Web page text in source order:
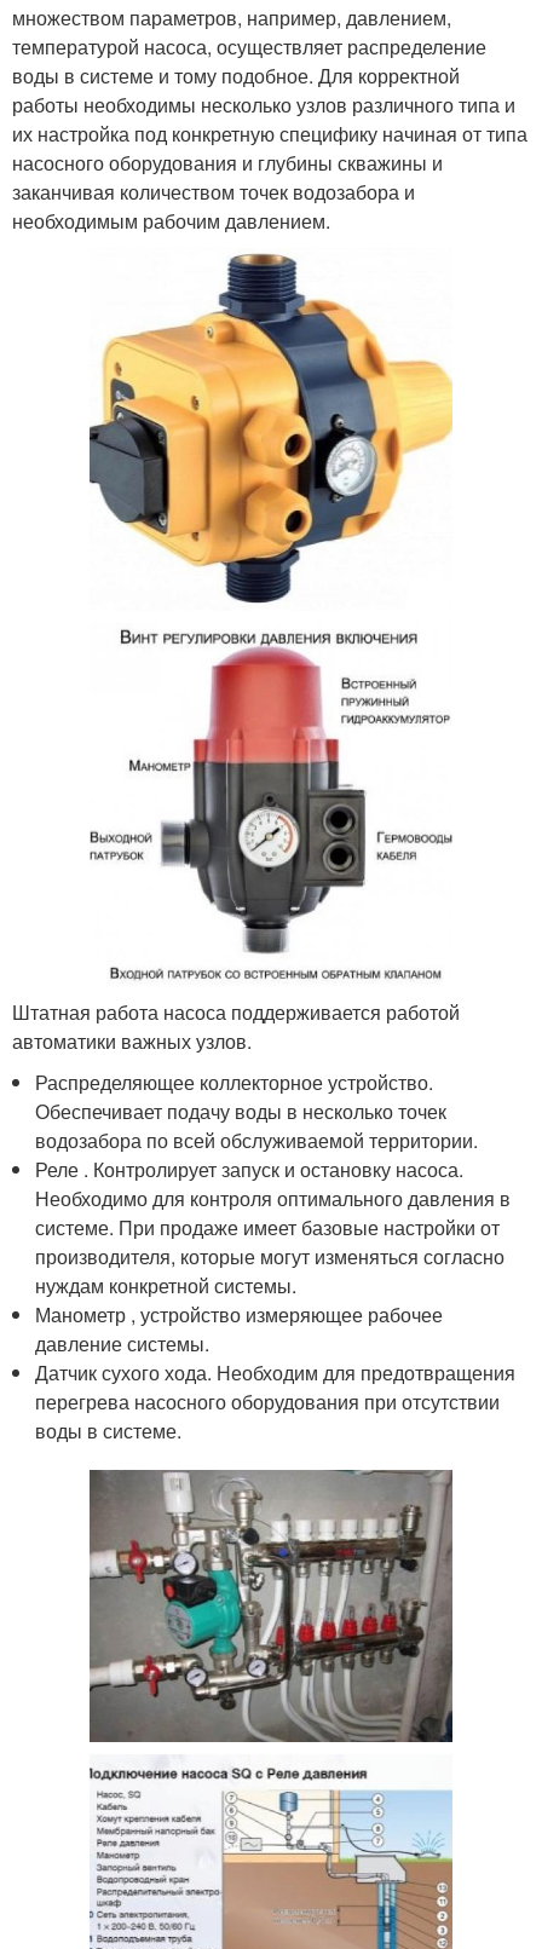
множеством параметров, например, давлением,
температурой насоса, осуществляет распределение
воды в системе и тому подобное. Для корректной
работы необходимы несколько узлов различного типа и
их настройка под конкретную специфику начиная от типа
насосного оборудования и глубины скважины и
заканчивая количеством точек водозабора и
необходимым рабочим давлением.
Штатная работа насоса поддерживается работой
автоматики важных узлов.
Распределяющее коллекторное устройство.
Обеспечивает подачу воды в несколько точек
водозабора по всей обслуживаемой территории.
Реле . Контролирует запуск и остановку насоса.
Необходимо для контроля оптимального давления в
системе. При продаже имеет базовые настройки от
производителя, которые могут изменяться согласно
нуждам конкретной системы.
Манометр , устройство измеряющее рабочее
давление системы.
Датчик сухого хода. Необходим для предотвращения
перегрева насосного оборудования при отсутствии
воды в системе.